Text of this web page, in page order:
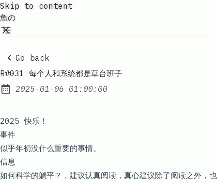
Skip to content
魚の
Go back
R#031 每个人和系统都是草台班子
Posted on:
2025-01-06 01:00:00
2025 快乐！
事件
似乎年初没什么重要的事情。
信息
如何科学的躺平？ ，建议认真阅读，真心建议除了阅读之外，也